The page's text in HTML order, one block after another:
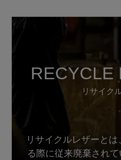
RECYCLE
リサイク
リサイクルレザーと
る際に従来廃棄され